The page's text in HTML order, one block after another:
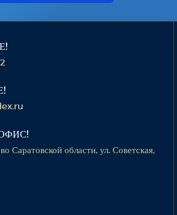
Саратовской области, ул. Советская,